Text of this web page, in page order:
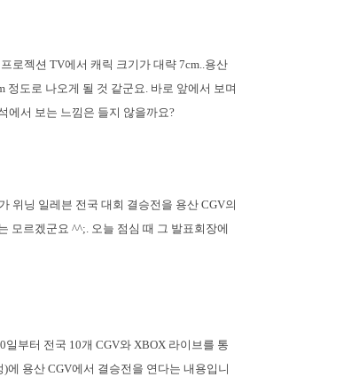
로젝션 TV에서 캐릭 크기가 대략 7cm..용산
정도로 나오게 될 것 같군요. 바로 앞에서 보며
에서 보는 느낌은 들지 않을까요?
위닝 일레븐 전국 대회 결승전을 용산 CGV의
모르겠군요 ^^;. 오늘 점심 때 그 발표회장에
일부터 전국 10개 CGV와 XBOX 라이브를 통
용산 CGV에서 결승전을 연다는 내용입니